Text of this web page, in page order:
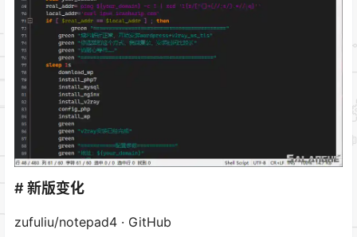
# 新版变化
zufuliu/notepad4 · GitHub